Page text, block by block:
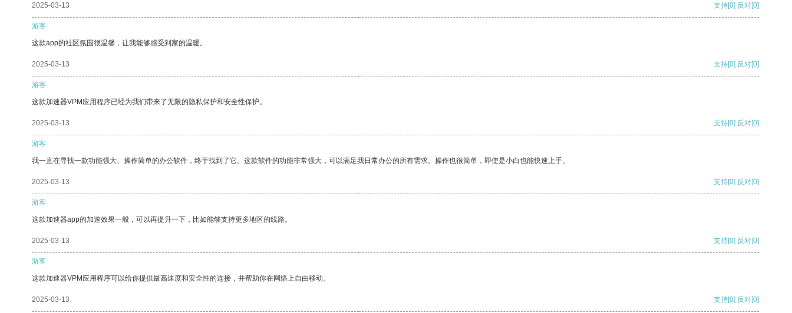
2025-03-13 支持[0] 反对[0]
游客
这款app的社区氛围很温馨，让我能够感受到家的温暖。
2025-03-13 支持[0] 反对[0]
游客
这款加速器VPM应用程序已经为我们带来了无限的隐私保护和安全性保护。
2025-03-13 支持[0] 反对[0]
游客
我一直在寻找一款功能强大、操作简单的办公软件，终于找到了它。这款软件的功能非常强大，可以满足我日常办公的所有需求。操作也很简单，即使是小白也能快速上手。
2025-03-13 支持[0] 反对[0]
游客
这款加速器app的加速效果一般，可以再提升一下，比如能够支持更多地区的线路。
2025-03-13 支持[0] 反对[0]
游客
这款加速器VPM应用程序可以给你提供最高速度和安全性的连接，并帮助你在网络上自由移动。
2025-03-13 支持[0] 反对[0]